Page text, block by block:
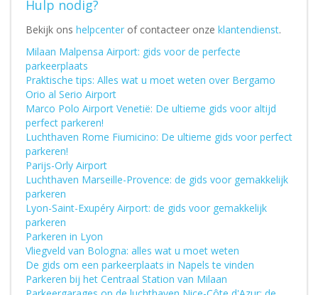
Hulp nodig?
Bekijk ons helpcenter of contacteer onze klantendienst.
Milaan Malpensa Airport: gids voor de perfecte
parkeerplaats
Praktische tips: Alles wat u moet weten over Bergamo
Orio al Serio Airport
Marco Polo Airport Venetië: De ultieme gids voor altijd
perfect parkeren!
Luchthaven Rome Fiumicino: De ultieme gids voor perfect
parkeren!
Parijs-Orly Airport
Luchthaven Marseille-Provence: de gids voor gemakkelijk
parkeren
Lyon-Saint-Exupéry Airport: de gids voor gemakkelijk
parkeren
Parkeren in Lyon
Vliegveld van Bologna: alles wat u moet weten
De gids om een parkeerplaats in Napels te vinden
Parkeren bij het Centraal Station van Milaan